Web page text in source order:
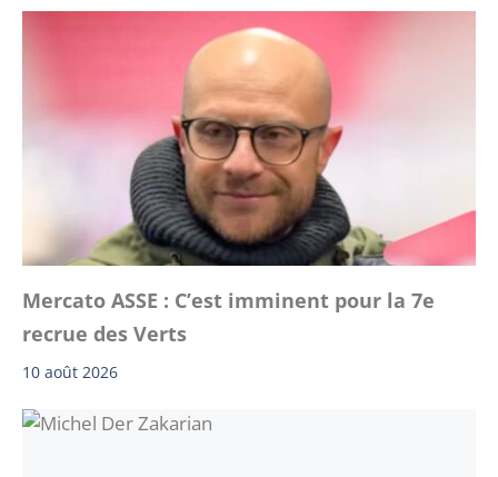
Mercato ASSE : C’est imminent pour la 7e
recrue des Verts
10 août 2026